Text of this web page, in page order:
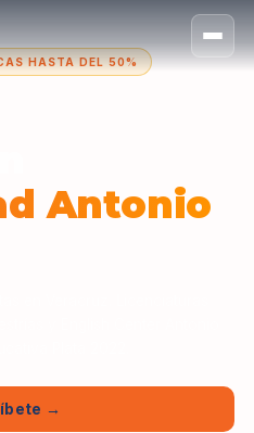
HASTA DEL 50%
Antonio
→